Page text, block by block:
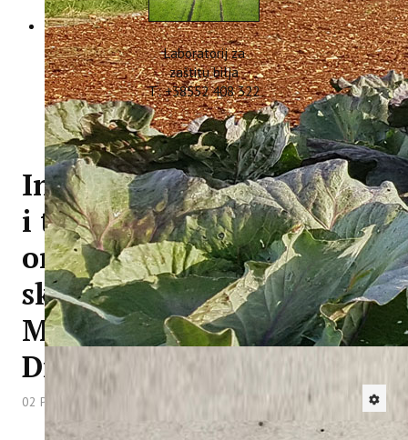
Laboratorij za
zaštitu bilja
T: +38552 408 322
Institut za poljoprivredu
i turizam poziva na
online događanja u
sklopu Interreg Euro-
MED projekata REVIVE i
Dialogue4Tourism
02 Prosinac 2025